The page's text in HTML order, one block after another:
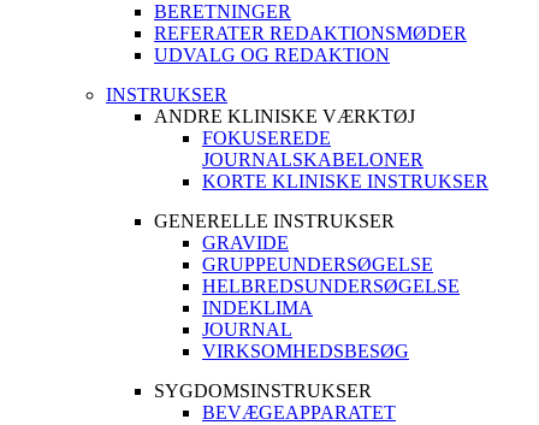
BERETNINGER
REFERATER REDAKTIONSMØDER
UDVALG OG REDAKTION
INSTRUKSER
ANDRE KLINISKE VÆRKTØJ
FOKUSEREDE
JOURNALSKABELONER
KORTE KLINISKE INSTRUKSER
GENERELLE INSTRUKSER
GRAVIDE
GRUPPEUNDERSØGELSE
HELBREDSUNDERSØGELSE
INDEKLIMA
JOURNAL
VIRKSOMHEDSBESØG
SYGDOMSINSTRUKSER
BEVÆGEAPPARATET